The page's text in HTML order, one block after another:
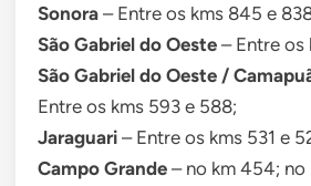
Sonora – Entre os kms 845 e
São Gabriel do Oeste – Entre
São Gabriel do Oeste /
Entre os kms 593 e 588;
Jaraguari – Entre os kms 531 e
Campo Grande – no km 454; no